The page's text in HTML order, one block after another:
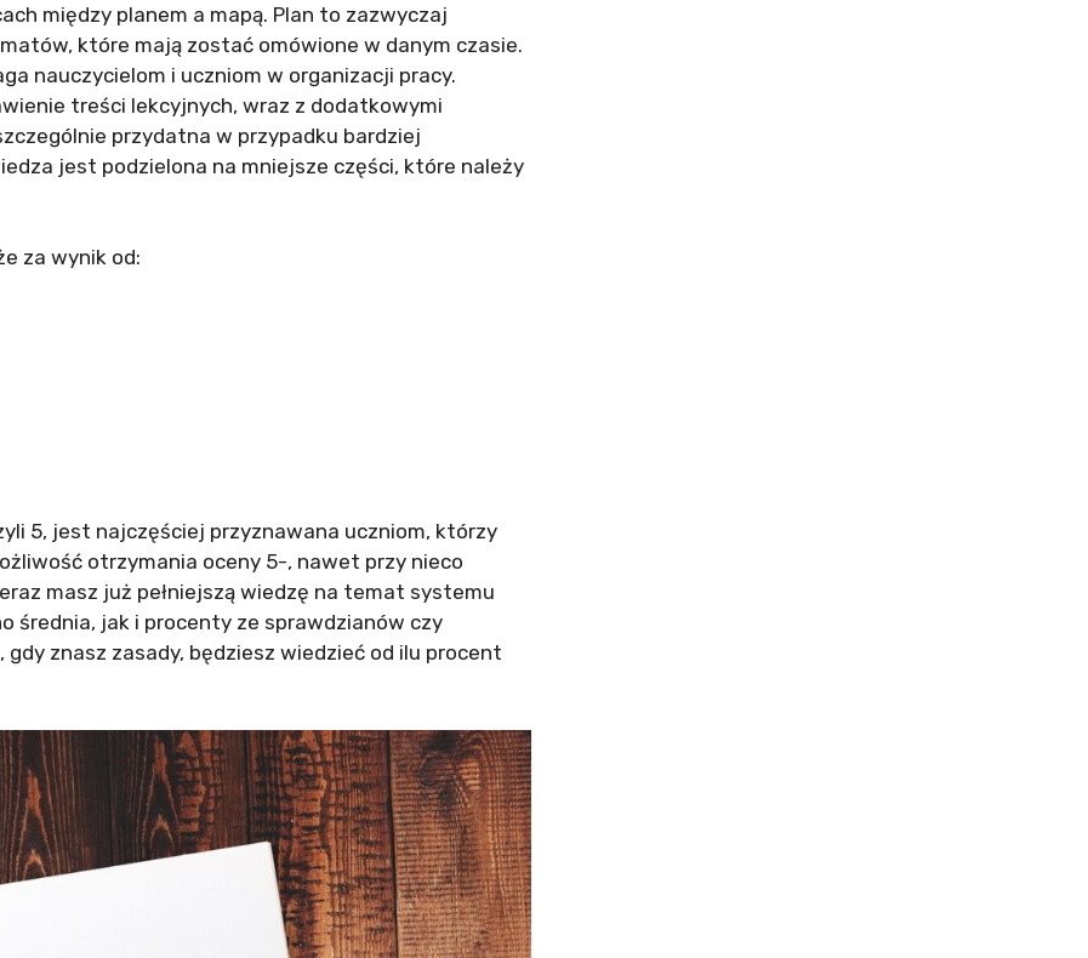
między planem a mapą. Plan to zazwyczaj
które mają zostać omówione w danym czasie.
nauczycielom i uczniom w organizacji pracy.
treści lekcyjnych, wraz z dodatkowymi
przydatna w przypadku bardziej
jest podzielona na mniejsze części, które należy
za wynik od:
5, jest najczęściej przyznawana uczniom, którzy
otrzymania oceny 5-, nawet przy nieco
masz już pełniejszą wiedzę na temat systemu
średnia, jak i procenty ze sprawdzianów czy
znasz zasady, będziesz wiedzieć od ilu procent